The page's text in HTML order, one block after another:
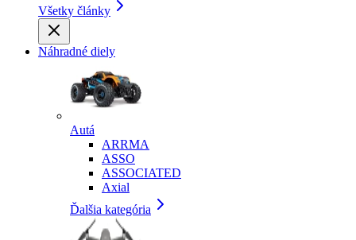
Všetky články
Náhradné diely
Autá
ARRMA
ASSO
ASSOCIATED
Axial
Ďalšia kategória